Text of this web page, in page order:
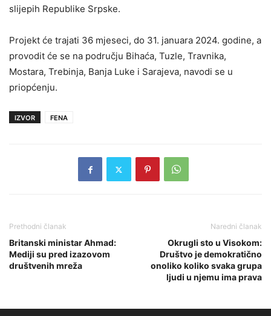
slijepih Republike Srpske.
Projekt će trajati 36 mjeseci, do 31. januara 2024. godine, a
provodit će se na području Bihaća, Tuzle, Travnika,
Mostara, Trebinja, Banja Luke i Sarajeva, navodi se u
priopćenju.
IZVOR FENA
Prethodni članak
Britanski ministar Ahmad:
Mediji su pred izazovom
društvenih mreža
Naredni članak
Okrugli sto u Visokom:
Društvo je demokratično
onoliko koliko svaka grupa
ljudi u njemu ima prava